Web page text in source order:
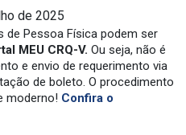
de 2025
de Pessoa Física podem ser
MEU CRQ-V. Ou seja, não é
e envio de requerimento via
de boleto. O procedimento
moderno! Confira o